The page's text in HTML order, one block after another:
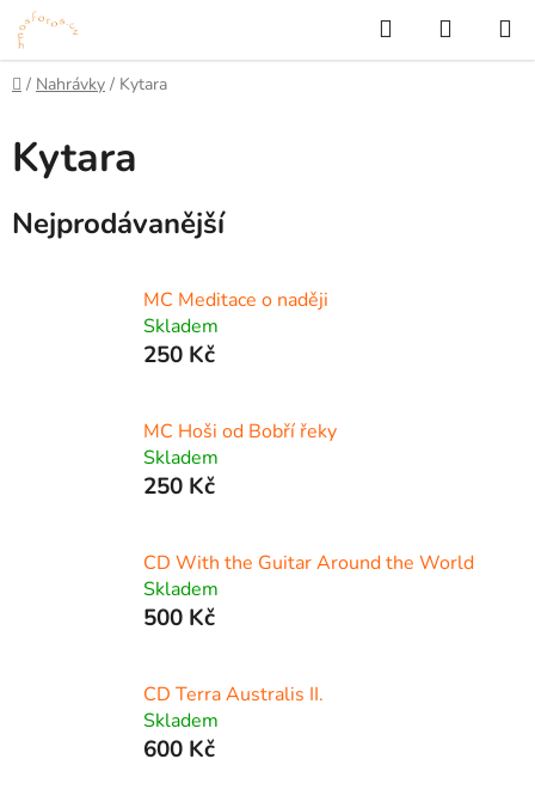
Přejít
na
obsah
Hledat
KOŠÍK
Domů
/ Nahrávky / Kytara
Kytara
Nejprodávanější
MC Meditace o naději
Skladem
250 Kč
MC Hoši od Bobří řeky
Skladem
250 Kč
CD With the Guitar Around the World
Skladem
500 Kč
CD Terra Australis II.
Skladem
600 Kč